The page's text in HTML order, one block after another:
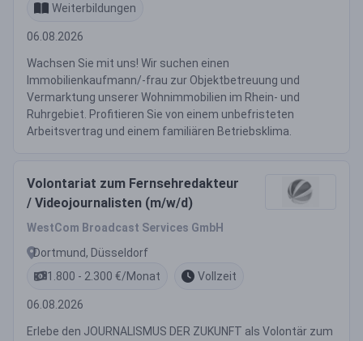
Weiterbildungen
06.08.2026
Wachsen Sie mit uns! Wir suchen einen
Immobilienkaufmann/-frau zur Objektbetreuung und
Vermarktung unserer Wohnimmobilien im Rhein- und
Ruhrgebiet. Profitieren Sie von einem unbefristeten
Arbeitsvertrag und einem familiären Betriebsklima.
Volontariat zum Fernsehredakteur
/ Videojournalisten (m/w/d)
WestCom Broadcast Services GmbH
Dortmund, Düsseldorf
1.800 - 2.300 €/Monat
Vollzeit
06.08.2026
Erlebe den JOURNALISMUS DER ZUKUNFT als Volontär zum